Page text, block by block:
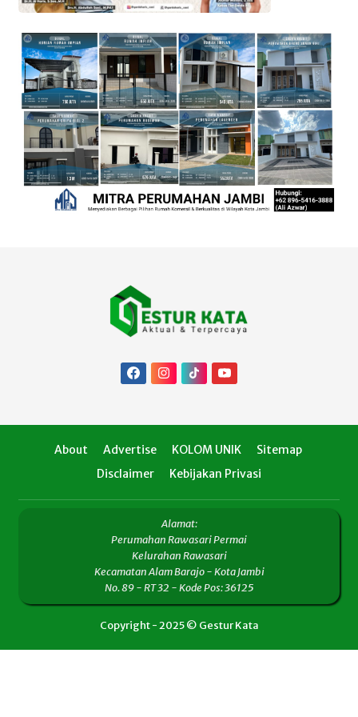
About Advertise KOLOM UNIK
Sitemap
Disclaimer
Kebijakan Privasi
Alamat:
Perumahan Rawasari Permai
Kelurahan Rawasari
Kecamatan Alam Barajo - Kota Jambi
No. 89 - RT 32 - Kode Pos: 36125
Copyright - 2025 © Gestur Kata